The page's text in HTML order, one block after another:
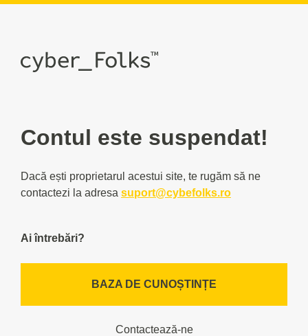
Contul este suspendat!
Dacă ești proprietarul acestui site, te rugăm să ne
contactezi la adresa suport@cybefolks.ro
Ai întrebări?
BAZA DE CUNOȘTINȚE
Contactează-ne